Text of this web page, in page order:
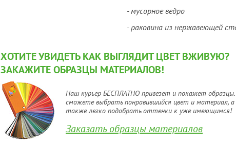
- мусорное ведро
- раковина из нержавеющей
ХОТИТЕ УВИДЕТЬ КАК ВЫГЛЯДИТ ЦВЕТ ВЖИВУЮ?
ЗАКАЖИТЕ ОБРАЗЦЫ МАТЕРИАЛОВ!
Наш курьер БЕСПЛАТНО привезет и покажет
сможете выбрать понравившийся цвет и материал, а
также легко подобрать оттенки к уже имеющимся!
Заказать образцы материалов